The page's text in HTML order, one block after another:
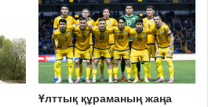
Ұлттық құраманың жаңа